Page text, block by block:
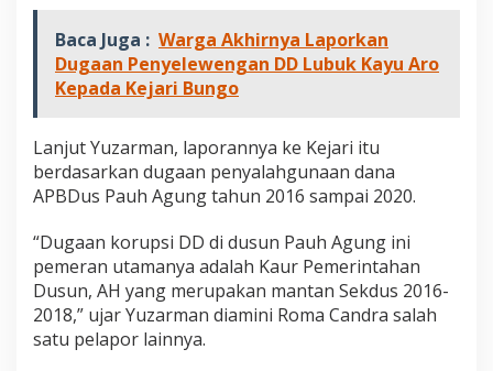
Baca Juga : Warga Akhirnya Laporkan
Dugaan Penyelewengan DD Lubuk Kayu Aro
Kepada Kejari Bungo
Lanjut Yuzarman, laporannya ke Kejari itu
berdasarkan dugaan penyalahgunaan dana
APBDus Pauh Agung tahun 2016 sampai 2020.
“Dugaan korupsi DD di dusun Pauh Agung ini
pemeran utamanya adalah Kaur Pemerintahan
Dusun, AH yang merupakan mantan Sekdus 2016-
2018,” ujar Yuzarman diamini Roma Candra salah
satu pelapor lainnya.